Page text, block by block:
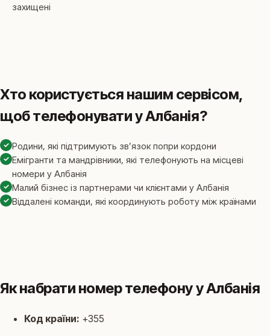
захищені
Хто користується нашим сервісом,
щоб телефонувати у Албанія?
✓ Родини, які підтримують звʼязок попри кордони
✓ Емігранти та мандрівники, які телефонують на місцеві
номери у Албанія
✓ Малий бізнес із партнерами чи клієнтами у Албанія
✓ Віддалені команди, які координують роботу між країнами
Як набрати номер телефону у Албанія
Код країни: +355